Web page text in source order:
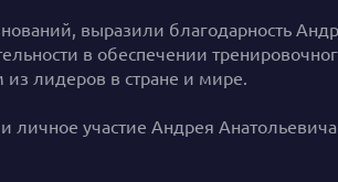
выразили благодарность
в обеспечении
лидеров в стране и мире.
участие Андрея